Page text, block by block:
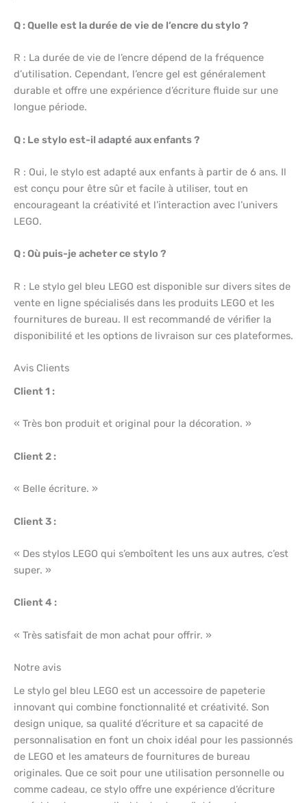
Q : Quelle est la durée de vie de l’encre du stylo ?
R : La durée de vie de l’encre dépend de la fréquence
d’utilisation. Cependant, l’encre gel est généralement
durable et offre une expérience d’écriture fluide sur une
longue période.
Q : Le stylo est-il adapté aux enfants ?
R : Oui, le stylo est adapté aux enfants à partir de 6 ans. Il
est conçu pour être sûr et facile à utiliser, tout en
encourageant la créativité et l’interaction avec l’univers
LEGO.
Q : Où puis-je acheter ce stylo ?
R : Le stylo gel bleu LEGO est disponible sur divers sites de
vente en ligne spécialisés dans les produits LEGO et les
fournitures de bureau. Il est recommandé de vérifier la
disponibilité et les options de livraison sur ces plateformes.
Avis Clients
Client 1 :
« Très bon produit et original pour la décoration. »
Client 2 :
« Belle écriture. »
Client 3 :
« Des stylos LEGO qui s’emboîtent les uns aux autres, c’est
super. »
Client 4 :
« Très satisfait de mon achat pour offrir. »
Notre avis
Le stylo gel bleu LEGO est un accessoire de papeterie
innovant qui combine fonctionnalité et créativité. Son
design unique, sa qualité d’écriture et sa capacité de
personnalisation en font un choix idéal pour les passionnés
de LEGO et les amateurs de fournitures de bureau
originales. Que ce soit pour une utilisation personnelle ou
comme cadeau, ce stylo offre une expérience d’écriture